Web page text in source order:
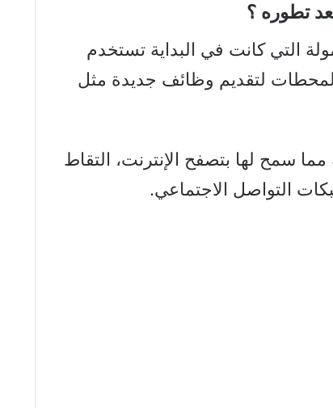
تطوره ؟
التي كانت في البداية تستخدم
لتقديم وظائف جديدة مثل
سمح لها بتصفح الإنترنت، التقاط
التواصل الاجتماعي.